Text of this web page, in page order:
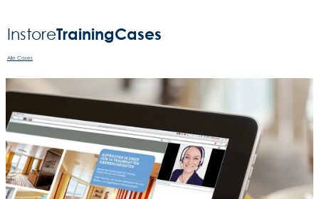
InstoreTrainingCases
Alle Cases